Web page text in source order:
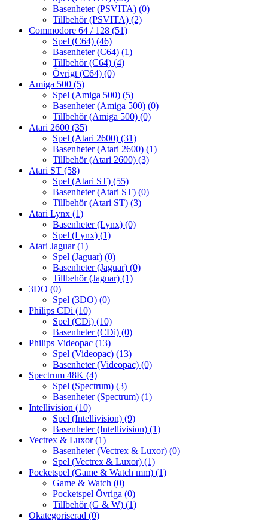
Basenheter (PSVITA) (0)
Tillbehör (PSVITA) (2)
Commodore 64 / 128 (51)
Spel (C64) (46)
Basenheter (C64) (1)
Tillbehör (C64) (4)
Övrigt (C64) (0)
Amiga 500 (5)
Spel (Amiga 500) (5)
Basenheter (Amiga 500) (0)
Tillbehör (Amiga 500) (0)
Atari 2600 (35)
Spel (Atari 2600) (31)
Basenheter (Atari 2600) (1)
Tillbehör (Atari 2600) (3)
Atari ST (58)
Spel (Atari ST) (55)
Basenheter (Atari ST) (0)
Tillbehör (Atari ST) (3)
Atari Lynx (1)
Basenheter (Lynx) (0)
Spel (Lynx) (1)
Atari Jaguar(1)
Spel (Jaguar) (0)
Basenheter (Jaguar) (0)
Tillbehör (Jaguar) (1)
3DO (0)
Spel (3DO) (0)
Philips CDi (10)
Spel (CDi) (10)
Basenheter (CDi) (0)
Philips Videopac (13)
Spel (Videopac) (13)
Basenheter (Videopac) (0)
Spectrum 48K (4)
Spel (Spectrum) (3)
Basenheter (Spectrum) (1)
Intellivision (10)
Spel (Intellivision) (9)
Basenheter (Intellivision) (1)
Vectrex & Luxor(1)
Basenheter (Vectrex & Luxor) (0)
Spel (Vectrex & Luxor) (1)
Pocketspel (Game & Watch mm) (1)
Game & Watch (0)
Pocketspel Övriga (0)
Tillbehör (G & W) (1)
Okategoriserad (0)